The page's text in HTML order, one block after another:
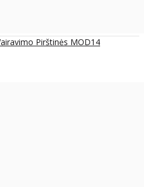
Pirštinės MOD14